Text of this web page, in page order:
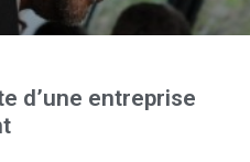
d’une entreprise